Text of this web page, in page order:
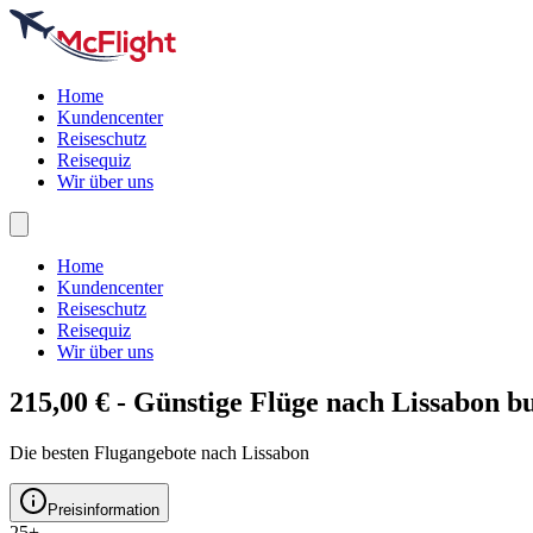
Home
Kundencenter
Reiseschutz
Reisequiz
Wir über uns
Home
Kundencenter
Reiseschutz
Reisequiz
Wir über uns
215,00 € - Günstige Flüge nach Lissabon
Die besten Flugangebote nach Lissabon
Preisinformation